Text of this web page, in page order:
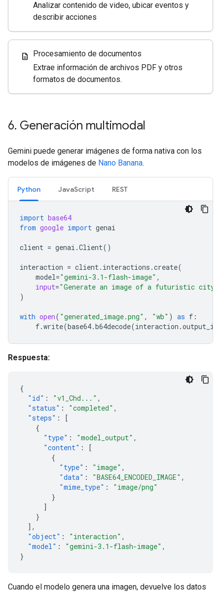
Analizar contenido de video, ubicar eventos y
describir acciones
description
Procesamiento de documentos
Extrae información de archivos PDF y otros
formatos de documentos.
6. Generación multimodal
Gemini puede generar imágenes de forma nativa con los
modelos de imágenes de Nano Banana.
Python JavaScript REST
import base64
from google import genai
client = genai .Client()
interaction = client. interactions .create(
model="gemini-3.1-flash-image" ,
input="Generate an image of a futuristic city
)
with open( "generated_image.png" , "wb" ) as f :
f.write(base64.b64decode(interaction .
Respuesta:
{
"id" : "v1_Chd..." ,
"status" : "completed" ,
"steps" :
[
{
"type" : "model_output" ,
"content" :
[
{
"type" : "image" ,
"data" : "BASE64_ENCODED_IMAGE" ,
"mime_type" :
"image/png"
}
]
}
],
"object" : "interaction" ,
"model" : "gemini-3.1-flash-image" ,
}
Cuando el modelo genera una imagen, devuelve los datos